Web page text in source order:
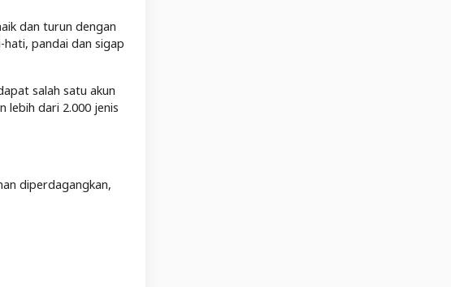
dan turun dengan
pandai dan sigap
salah satu akun
lebih dari 2.000 jenis
diperdagangkan,